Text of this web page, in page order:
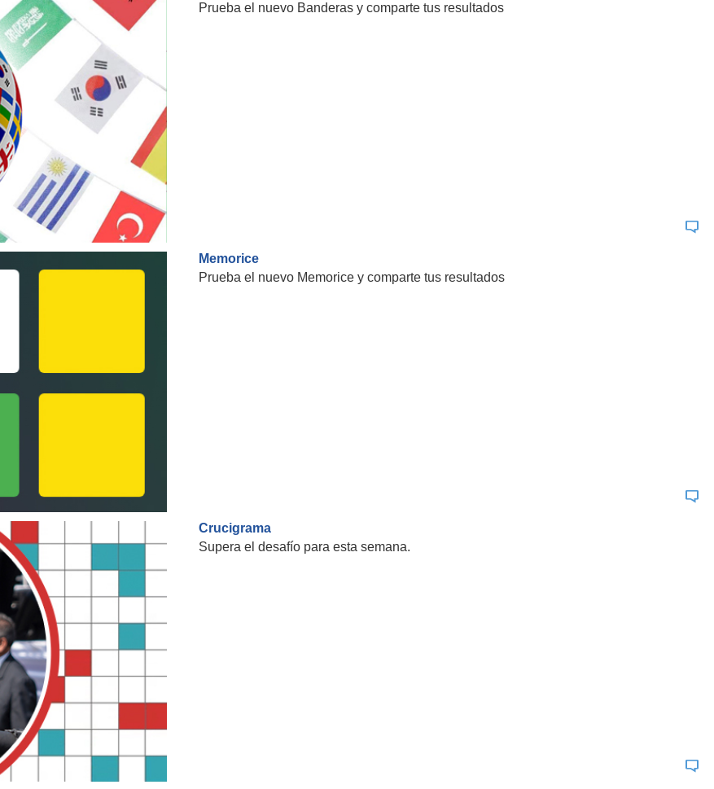
Prueba el nuevo Banderas y comparte tus resultados
Memorice
Prueba el nuevo Memorice y comparte tus resultados
Crucigrama
Supera el desafío para esta semana.